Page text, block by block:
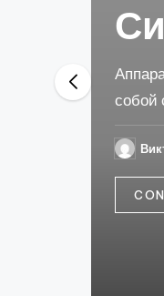
собой
Posted